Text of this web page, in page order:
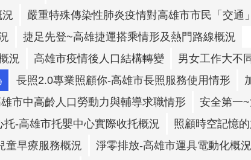
嚴重特殊傳染性肺炎疫情對高雄市市民「交通
捷足先登~高雄捷運搭乘情形及熱門路線概況
況
高雄市疫情後人口結構轉變
男女工作大不
長照2.0專業照顧你-高雄市長照服務使用情形
市中高齡人口勞動力與輔導求職情形
安全第一
托-高雄市托嬰中心實際收托概況
照顧時空記憶
童早療服務概況
淨零排放-高雄市運具電動化概況